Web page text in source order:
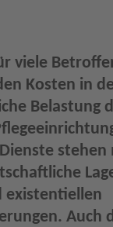
viele
Kosten in
Belastung
stehen
existentiellen
Auch